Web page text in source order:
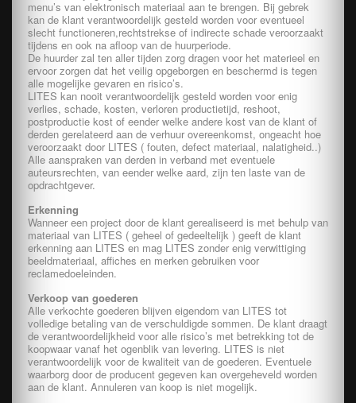
menu’s van elektronisch materiaal aan te brengen. Bij gebrek
kan de klant verantwoordelijk gesteld worden voor eventueel
slecht functioneren,rechtstrekse of indirecte schade veroorzaakt
tijdens en ook na afloop van de huurperiode.
De huurder zal ten aller tijden zorg dragen voor het materieel en
ervoor zorgen dat het veilig opgeborgen en beschermd is tegen
alle mogelijke gevaren en risico’s.
LITES kan nooit verantwoordelijk gesteld worden voor enig
verlies, schade, kosten, verloren productietijd, reshoot,
postproductie kost of eender welke andere kost van de klant of
derden gerelateerd aan de verhuur overeenkomst, ongeacht hoe
veroorzaakt door LITES ( fouten, defect materiaal, nalatigheid..)
Alle aanspraken van derden in verband met eventuele
auteursrechten, van eender welke aard, zijn ten laste van de
opdrachtgever.
Erkenning
Wanneer een project door de klant gerealiseerd is met behulp van
materiaal van LITES ( geheel of gedeeltelijk ) geeft de klant
erkenning aan LITES en mag LITES zonder enig verwittiging
beeldmateriaal, affiches en merken gebruiken voor
reclamedoeleinden.
Verkoop van goederen
Alle verkochte goederen blijven eigendom van LITES tot
volledige betaling van de verschuldigde sommen. De klant draagt
de verantwoordelijkheid voor alle risico’s met betrekking tot de
koopwaar vanaf het ogenblik van levering. LITES is niet
verantwoordelijk voor de kwaliteit van de goederen. Eventuele
waarborg door de producent gegeven kan overgeheveld worden
aan de klant. Annuleren van koop is niet mogelijk.